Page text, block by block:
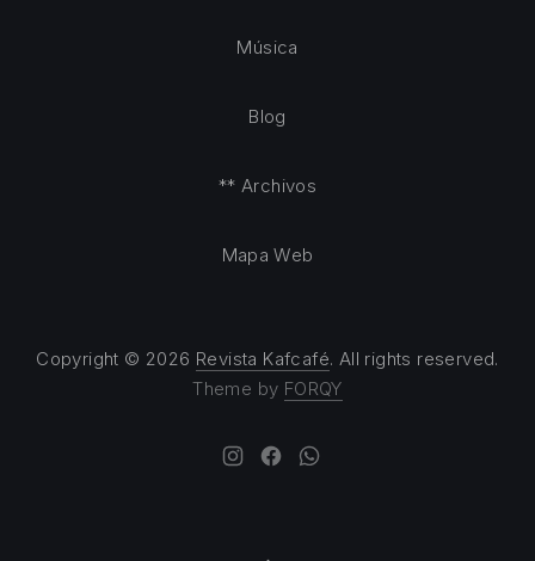
Copyright © 2026 Revista Kafcafé. All rights reserved.
Theme by FORQY
Música
Blog
** Archivos
Mapa Web
New Window
New Window
New Window